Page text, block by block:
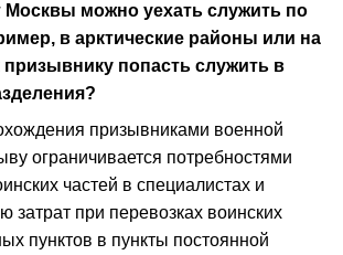
Москвы можно уехать служить по
в арктические районы или на
призывнику попасть служить в
призывниками военной
ограничивается потребностями
частей в специалистах и
затрат при перевозках воинских
пунктов в пункты постоянной